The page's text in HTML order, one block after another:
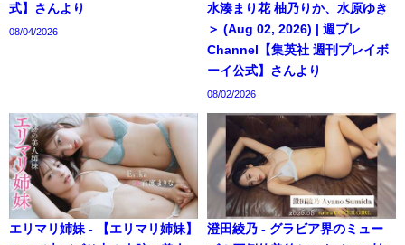
式】さんより
08/04/2026
水湊まり花 柚乃りか、水原ゆき
＞ (Aug 02, 2026) | 週プレ
Channel【集英社 週刊プレイボ
ーイ公式】さんより
08/02/2026
エリマリ姉妹 - 【エリマリ姉妹】
澄田綾乃 - グラビア界のミュー